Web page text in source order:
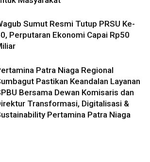
Sumut Resmi Tutup PRSU Ke-
Perputaran Ekonomi Capai Rp50
Patra Niaga Regional
Pastikan Keandalan Layanan
Bersama Dewan Komisaris dan
Transformasi, Digitalisasi &
Pertamina Patra Niaga